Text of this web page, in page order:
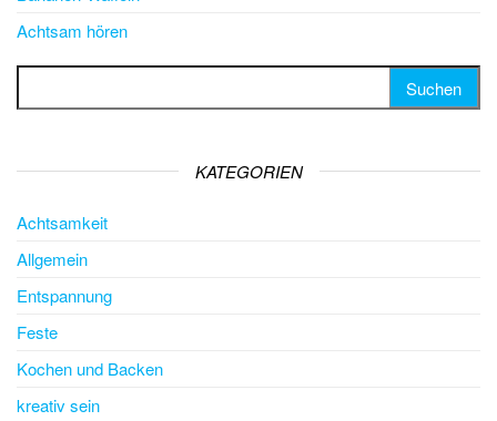
Achtsam hören
KATEGORIEN
Achtsamkeit
Allgemein
Entspannung
Feste
Kochen und Backen
kreativ sein